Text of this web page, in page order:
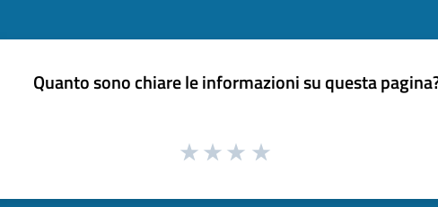
Quanto sono chiare le informazioni su questa